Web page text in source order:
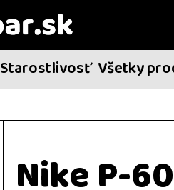
Starostlivosť Všetky